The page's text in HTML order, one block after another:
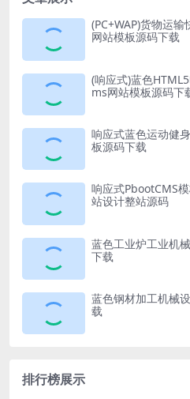
(PC+WAP)货物运
网站模板源码下载
(响应式)蓝色
ms网站模板源码下
响应式蓝色运动健
板源码下载
响应式PbootCMS
站设计整站源码
蓝色工业炉工业机
下载
蓝色钢材加工机械
载
排行榜展示